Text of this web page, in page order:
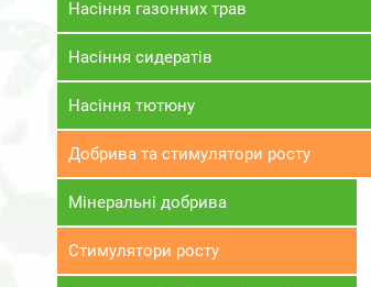
Насіння газонних трав
Насіння сидератів
Насіння тютюну
Добрива та стимулятори росту
Мінеральні добрива
Стимулятори росту